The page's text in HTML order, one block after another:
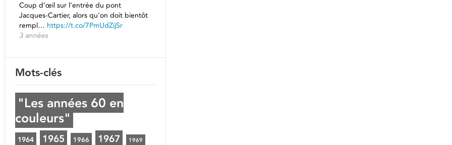
Coup d’œil sur l’entrée du pont
Jacques-Cartier, alors qu'on doit bientôt
rempl… https://t.co/7PmUdZijSr
3 années
Mots-clés
"Les années 60 en
couleurs"
1964 1965 1966 1967 1969